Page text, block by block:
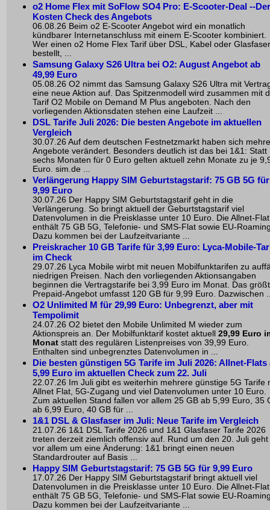
o2 Home Flex mit SoFlow SO4 Pro: E-Scooter-Deal --Der
Kosten Check des Angebots
06.08.26 Beim o2 E-Scooter Angebot wird ein monatlich
kündbarer Internetanschluss mit einem E-Scooter kombiniert.
Wer einen o2 Home Flex Tarif über DSL, Kabel oder Glasfaser
bestellt, ...
Samsung Galaxy S26 Ultra bei O2: August Angebot ab
49,99 Euro
05.08.26 O2 nimmt das Samsung Galaxy S26 Ultra mit
eine neue Aktion auf. Das Spitzenmodell wird zusammen mit
Tarif O2 Mobile on Demand M Plus angeboten. Nach den
vorliegenden Aktionsdaten stehen eine Laufzeit ...
DSL Tarife Juli 2026: Die besten Angebote im aktuellen
Vergleich
30.07.26 Auf dem deutschen Festnetzmarkt haben sich
Angebote verändert. Besonders deutlich ist das bei 1&1: Statt
sechs Monaten für 0 Euro gelten aktuell zehn Monate zu je
Euro. sim.de ...
Verlängerung Happy SIM Geburtstagstarif: 75 GB 5G für
9,99 Euro
30.07.26 Der Happy SIM Geburtstagstarif geht in die
Verlängerung. So bringt aktuell der Geburtstagstarif viel
Datenvolumen in die Preisklasse unter 10 Euro. Die Allnet-Flat
enthält 75 GB 5G, Telefonie- und SMS-Flat sowie EU-
Dazu kommen bei der Laufzeitvariante ...
Preiskracher 10 GB Tarife für 3,99 Euro: Lyca-Mobile-
im Check
29.07.26 Lyca Mobile wirbt mit neuen Mobilfunktarifen zu
niedrigen Preisen. Nach den vorliegenden Aktionsangaben
beginnen die Vertragstarife bei 3,99 Euro im Monat. Das
Prepaid-Angebot umfasst 120 GB für 9,99 Euro. Dazwischen
O2 Unlimited M für 29,99 Euro: Unbegrenzt, aber mit
Tempolimit
24.07.26 O2 bietet den Mobile Unlimited M wieder zum
Aktionspreis an. Der Mobilfunktarif kostet aktuell 29,99 Euro
Monat statt des regulären Listenpreises von 39,99 Euro.
Enthalten sind unbegrenztes Datenvolumen in ...
Die besten günstigen 5G Tarife im Juli 2026: Allnet-Flats
5,99 Euro im aktuellen Check zum 22. Juli
22.07.26 Im Juli gibt es weiterhin mehrere günstige 5G Tarife
Allnet Flat, 5G-Zugang und viel Datenvolumen unter 10 Euro.
Zum aktuellen Stand fallen vor allem 25 GB ab 5,99 Euro, 35
ab 6,99 Euro, 40 GB für ...
1&1 DSL & Glasfaser im Juli: Neue Tarife im Vergleich
21.07.26 1&1 DSL Tarife 2026 und 1&1 Glasfaser Tarife 2026
treten derzeit ziemlich offensiv auf. Rund um den 20. Juli geht
vor allem um eine Änderung: 1&1 bringt einen neuen
Standardrouter auf Basis ...
Happy SIM Geburtstagstarif: 75 GB 5G für 9,99 Euro
17.07.26 Der Happy SIM Geburtstagstarif bringt aktuell viel
Datenvolumen in die Preisklasse unter 10 Euro. Die Allnet-Flat
enthält 75 GB 5G, Telefonie- und SMS-Flat sowie EU-
Dazu kommen bei der Laufzeitvariante ...